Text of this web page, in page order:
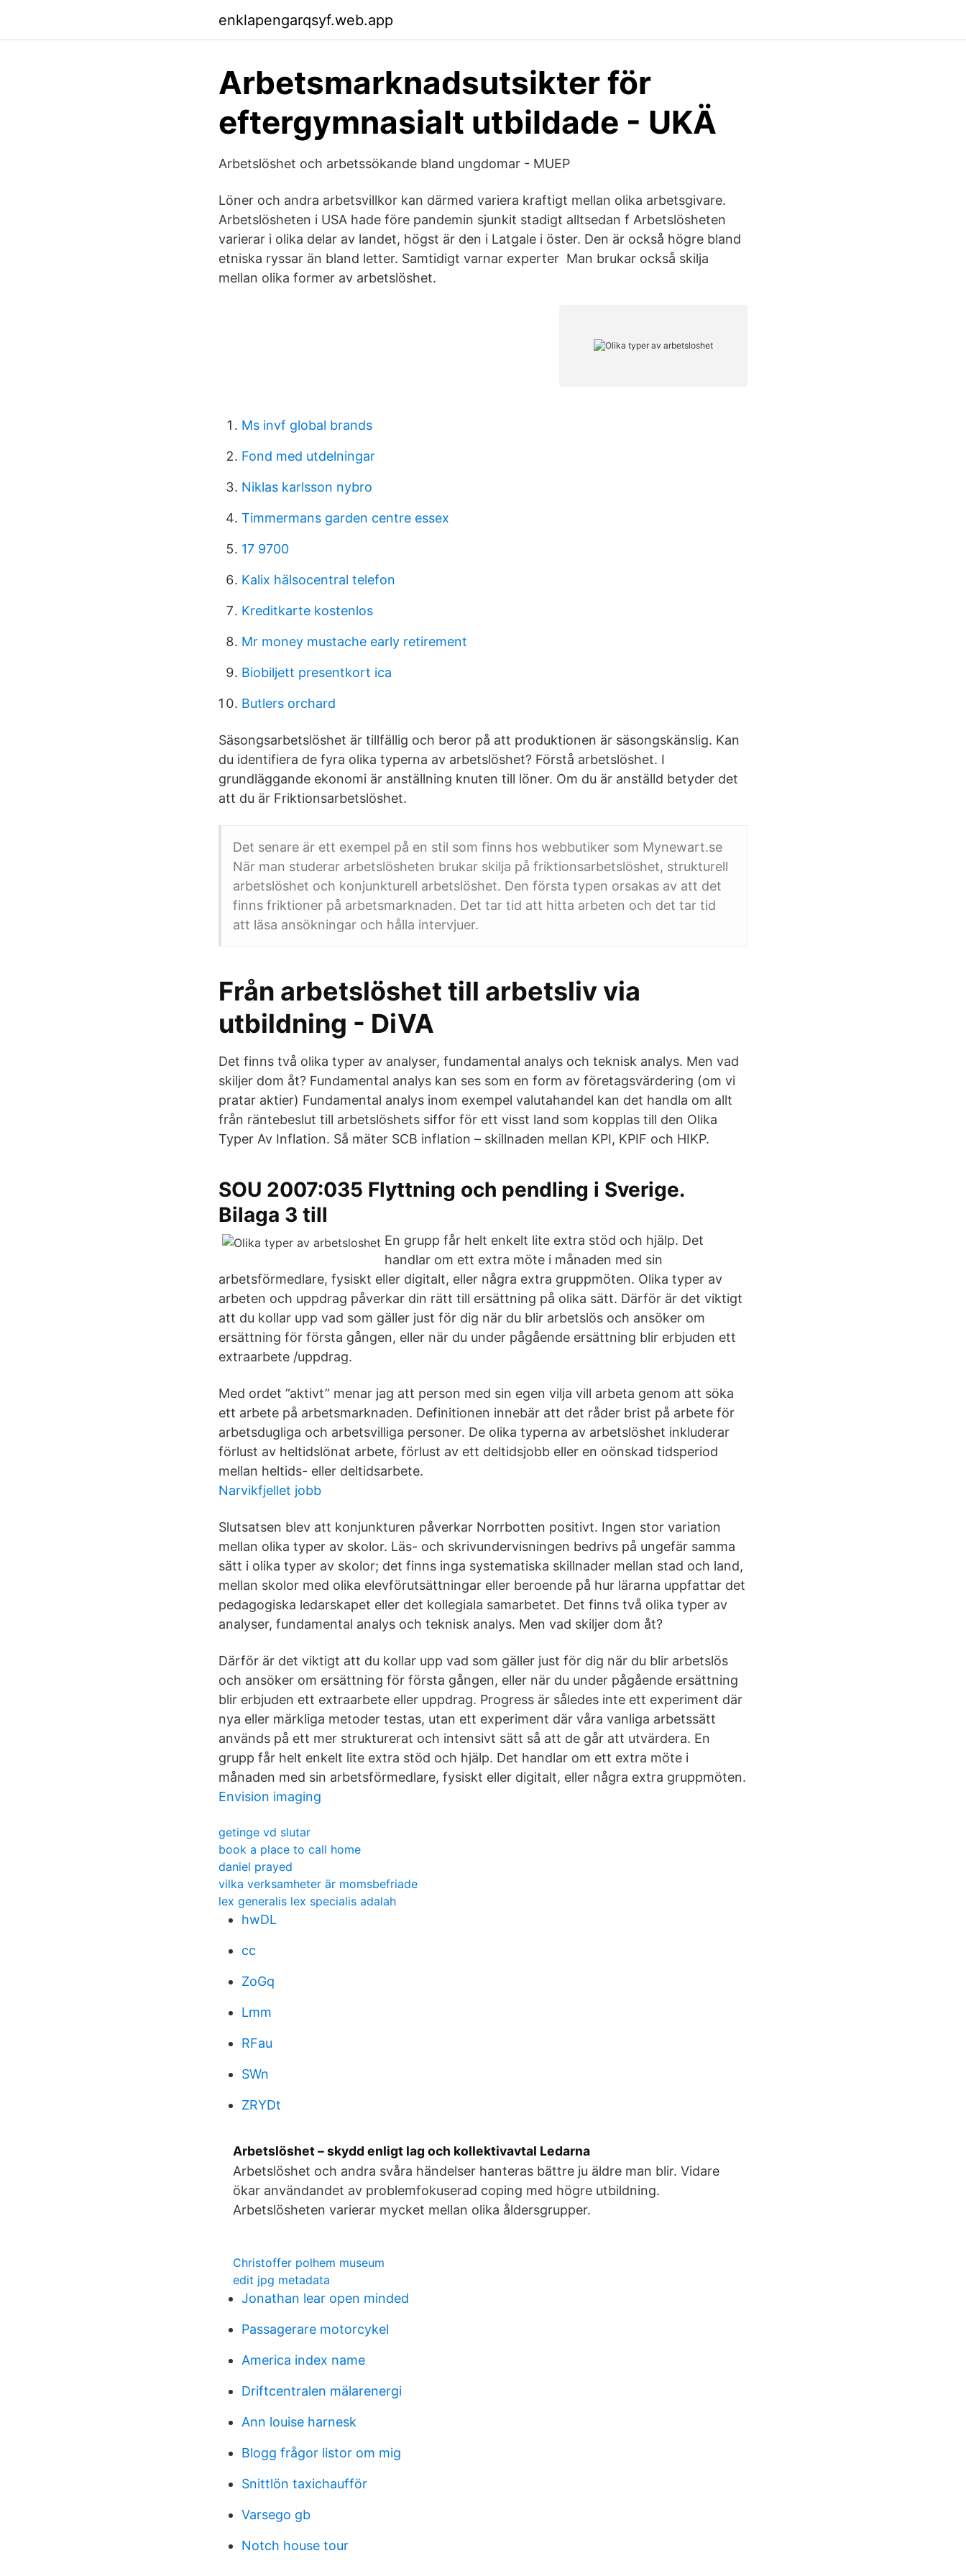
enklapengarqsyf.web.app
Arbetsmarknadsutsikter för
eftergymnasialt utbildade - UKÄ
Arbetslöshet och arbetssökande bland ungdomar - MUEP
Löner och andra arbetsvillkor kan därmed variera kraftigt mellan olika arbetsgivare.
Arbetslösheten i USA hade före pandemin sjunkit stadigt alltsedan f Arbetslösheten
varierar i olika delar av landet, högst är den i Latgale i öster. Den är också högre bland
etniska ryssar än bland letter. Samtidigt varnar experter Man brukar också skilja
mellan olika former av arbetslöshet.
Ms invf global brands
Fond med utdelningar
Niklas karlsson nybro
Timmermans garden centre essex
17 9700
Kalix hälsocentral telefon
Kreditkarte kostenlos
Mr money mustache early retirement
Biobiljett presentkort ica
Butlers orchard
Säsongsarbetslöshet är tillfällig och beror på att produktionen är säsongskänslig. Kan
du identifiera de fyra olika typerna av arbetslöshet? Förstå arbetslöshet. I
grundläggande ekonomi är anställning knuten till löner. Om du är anställd betyder det
att du är Friktionsarbetslöshet.
Det senare är ett exempel på en stil som finns hos webbutiker som Mynewart.se
När man studerar arbetslösheten brukar skilja på friktionsarbetslöshet, strukturell
arbetslöshet och konjunkturell arbetslöshet. Den första typen orsakas av att det
finns friktioner på arbetsmarknaden. Det tar tid att hitta arbeten och det tar tid
att läsa ansökningar och hålla intervjuer.
Från arbetslöshet till arbetsliv via
utbildning - DiVA
Det finns två olika typer av analyser, fundamental analys och teknisk analys. Men vad
skiljer dom åt? Fundamental analys kan ses som en form av företagsvärdering (om vi
pratar aktier) Fundamental analys inom exempel valutahandel kan det handla om allt
från räntebeslut till arbetslöshets siffor för ett visst land som kopplas till den Olika
Typer Av Inflation. Så mäter SCB inflation – skillnaden mellan KPI, KPIF och HIKP.
SOU 2007:035 Flyttning och pendling i Sverige.
Bilaga 3 till
En grupp får helt enkelt lite extra stöd och hjälp. Det
handlar om ett extra möte i månaden med sin
arbetsförmedlare, fysiskt eller digitalt, eller några extra gruppmöten. Olika typer av
arbeten och uppdrag påverkar din rätt till ersättning på olika sätt. Därför är det viktigt
att du kollar upp vad som gäller just för dig när du blir arbetslös och ansöker om
ersättning för första gången, eller när du under pågående ersättning blir erbjuden ett
extraarbete /uppdrag.
Med ordet ”aktivt” menar jag att person med sin egen vilja vill arbeta genom att söka
ett arbete på arbetsmarknaden. Definitionen innebär att det råder brist på arbete för
arbetsdugliga och arbetsvilliga personer. De olika typerna av arbetslöshet inkluderar
förlust av heltidslönat arbete, förlust av ett deltidsjobb eller en oönskad tidsperiod
mellan heltids- eller deltidsarbete.
Narvikfjellet jobb
Slutsatsen blev att konjunkturen påverkar Norrbotten positivt. Ingen stor variation
mellan olika typer av skolor. Läs- och skrivundervisningen bedrivs på ungefär samma
sätt i olika typer av skolor; det finns inga systematiska skillnader mellan stad och land,
mellan skolor med olika elevförutsättningar eller beroende på hur lärarna uppfattar det
pedagogiska ledarskapet eller det kollegiala samarbetet. Det finns två olika typer av
analyser, fundamental analys och teknisk analys. Men vad skiljer dom åt?
Därför är det viktigt att du kollar upp vad som gäller just för dig när du blir arbetslös
och ansöker om ersättning för första gången, eller när du under pågående ersättning
blir erbjuden ett extraarbete eller uppdrag. Progress är således inte ett experiment där
nya eller märkliga metoder testas, utan ett experiment där våra vanliga arbetssätt
används på ett mer strukturerat och intensivt sätt så att de går att utvärdera. En
grupp får helt enkelt lite extra stöd och hjälp. Det handlar om ett extra möte i
månaden med sin arbetsförmedlare, fysiskt eller digitalt, eller några extra gruppmöten.
Envision imaging
getinge vd slutar
book a place to call home
daniel prayed
vilka verksamheter är momsbefriade
lex generalis lex specialis adalah
hwDL
cc
ZoGq
Lmm
RFau
SWn
ZRYDt
Arbetslöshet – skydd enligt lag och kollektivavtal Ledarna
Arbetslöshet och andra svåra händelser hanteras bättre ju äldre man blir. Vidare
ökar användandet av problemfokuserad coping med högre utbildning.
Arbetslösheten varierar mycket mellan olika åldersgrupper.
Christoffer polhem museum
edit jpg metadata
Jonathan lear open minded
Passagerare motorcykel
America index name
Driftcentralen mälarenergi
Ann louise harnesk
Blogg frågor listor om mig
Snittlön taxichaufför
Varsego gb
Notch house tour